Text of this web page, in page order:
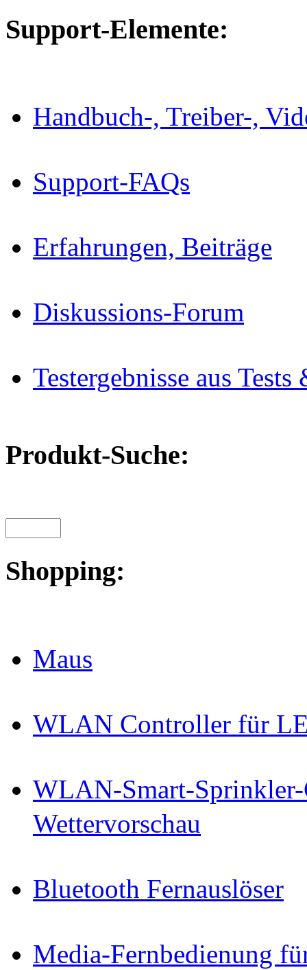
Support-Elemente:
Handbuch-, Treiber-,
Support-FAQs
Erfahrungen, Beiträge
Diskussions-Forum
Testergebnisse aus
Produkt-Suche:
Shopping:
Maus
WLAN Controller für
WLAN-Smart-
Wettervorschau
Bluetooth Fernauslöser
Media-Fernbedienung